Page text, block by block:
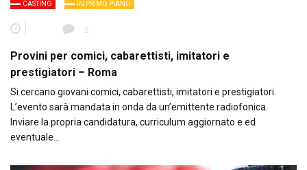
CASTING IN PRIMO PIANO
2
Provini per comici, cabarettisti, imitatori e
prestigiatori – Roma
Si cercano giovani comici, cabarettisti, imitatori e prestigiatori.
L’evento sarà mandata in onda da un’emittente radiofonica.
Inviare la propria candidatura, curriculum aggiornato e ed
eventuale…